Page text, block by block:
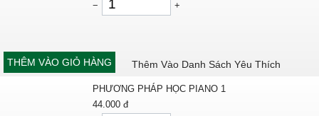
− +
THÊM VÀO GIỎ HÀNG Thêm Vào Danh Sách Yêu Thích
PHƯƠNG PHÁP HỌC PIANO 1
44.000 đ